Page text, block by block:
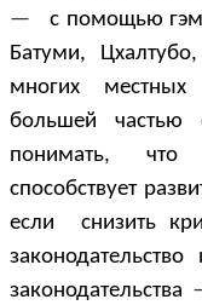
— с помощью
Батуми,
многих местных
большей
понимать, что
способствует
если снизить
законодательства